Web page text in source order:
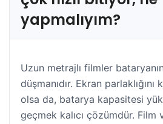
yapmalıyım?
Uzun metrajlı filmler
düşmanıdır. Ekran
olsa da, batarya kapasitesi
geçmek kalıcı çözümdür.